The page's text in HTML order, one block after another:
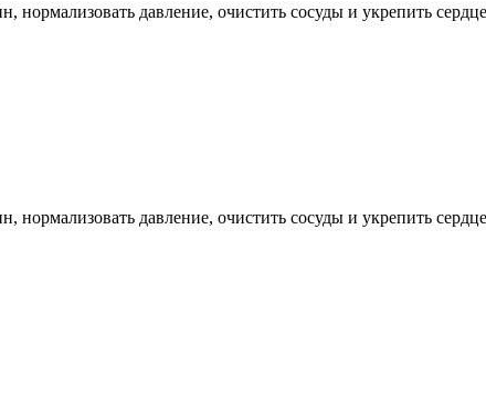
нормализовать давление, очистить сосуды и укрепить
нормализовать давление, очистить сосуды и укрепить